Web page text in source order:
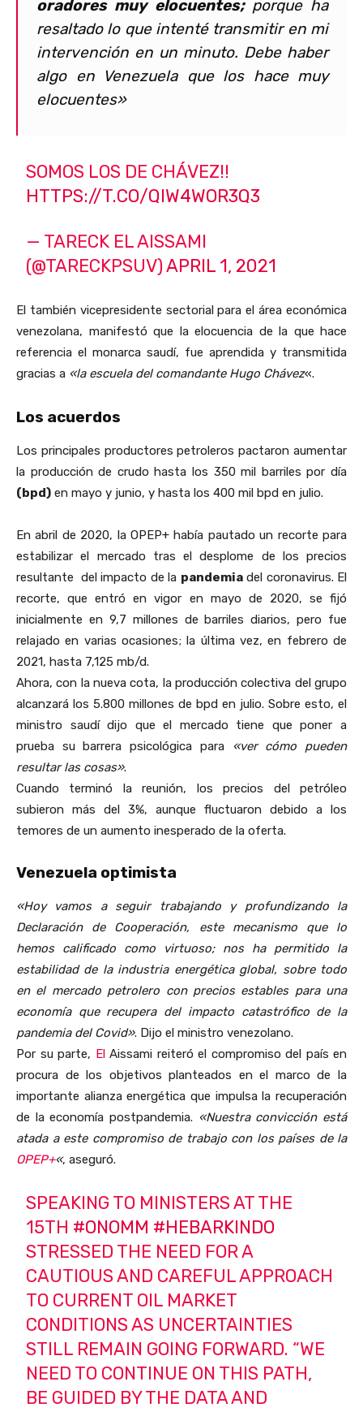
oradores muy elocuentes; porque ha
resaltado lo que intenté transmitir en mi
intervención en un minuto. Debe haber
algo en Venezuela que los hace muy
elocuentes»
SOMOS LOS DE CHÁVEZ!!
HTTPS://T.CO/QIW4WOR3Q3
— TARECK EL AISSAMI
(@TARECKPSUV)APRIL 1, 2021
El también vicepresidente sectorial para el área económica
venezolana, manifestó que la elocuencia de la que hace
referencia el monarca saudí, fue aprendida y transmitida
gracias a «la escuela del comandante Hugo Chávez«.
Los acuerdos
Los principales productores petroleros pactaron aumentar
la producción de crudo hasta los 350 mil barriles por día
(bpd) en mayo y junio, y hasta los 400 mil bpd en julio.
En abril de 2020, la OPEP+ había pautado un recorte para
estabilizar el mercado tras el desplome de los precios
resultante del impacto de la pandemiadel coronavirus. El
recorte, que entró en vigor en mayo de 2020, se fijó
inicialmente en 9,7 millones de barriles diarios, pero fue
relajado en varias ocasiones; la última vez, en febrero de
2021, hasta 7,125 mb/d.
Ahora, con la nueva cota, la producción colectiva del grupo
alcanzará los 5.800 millones de bpd en julio. Sobre esto, el
ministro saudí dijo que el mercado tiene que poner a
prueba su barrera psicológica para «ver cómo pueden
resultar las cosas».
Cuando terminó la reunión, los precios del petróleo
subieron más del 3%, aunque fluctuaron debido a los
temores de un aumento inesperado de la oferta.
Venezuela optimista
«Hoy vamos a seguir trabajando y profundizando la
Declaración de Cooperación, este mecanismo que lo
hemos calificado como virtuoso; nos ha permitido la
estabilidad de la industria energética global, sobre todo
en el mercado petrolero con precios estables para una
economía que recupera del impacto catastrófico de la
pandemia del Covid». Dijo el ministro venezolano.
Por su parte, ElAissami reiteró el compromiso del país en
procura de los objetivos planteados en el marco de la
importante alianza energética que impulsa la recuperación
de la economía postpandemia. «Nuestra convicción está
atada a este compromiso de trabajo con los países de la
OPEP+«, aseguró.
SPEAKING TO MINISTERS AT THE
15TH #ONOMM #HEBARKINDO
STRESSED THE NEED FOR A
CAUTIOUS AND CAREFUL APPROACH
TO CURRENT OIL MARKET
CONDITIONS AS UNCERTAINTIES
STILL REMAIN GOING FORWARD. “WE
NEED TO CONTINUE ON THIS PATH,
BE GUIDED BY THE DATA AND